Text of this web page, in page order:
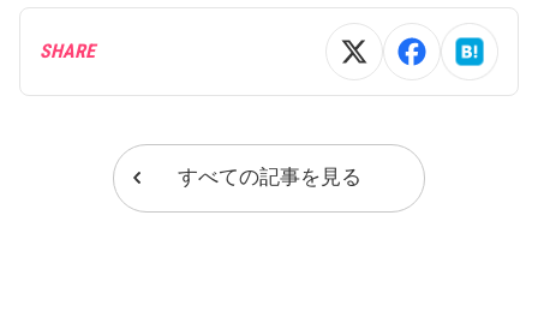
SHARE
すべての記事を見る